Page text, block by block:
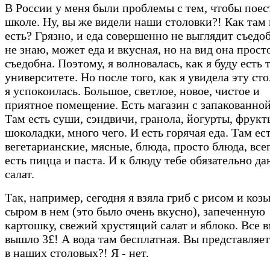
В России у меня были проблемы с тем, чтобы
школе. Ну, вы же видели наши столовки?! Как
есть? Грязно, и еда совершенно не выглядит
не знаю, может еда и вкусная, но на вид она
съедобна. Поэтому, я волновалась, как я буду есть
университете. Но после того, как я увидела эту
я успокоилась. Большое, светлое, новое, чистое и
приятное помещение. Есть магазин с
Там есть суши, сэндвичи, гранола, йогурты,
шоколадки, много чего. И есть горячая еда. Там
вегетарианские, мясные, блюда, просто блюда,
есть пицца и паста. И к блюду тебе обязательно
салат.
Так, например, сегодня я взяла гриб с рисом и
сыром в нем (это было очень вкусно), запеченную
картошку, свежий хрустящий салат и яблоко. Все
вышло 3£! А вода там бесплатная. Вы
в наших столовых?! Я - нет.